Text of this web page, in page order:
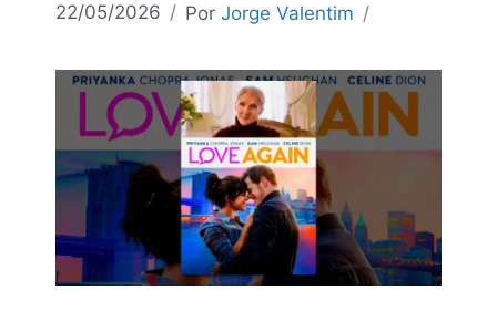
22/05/2026 Por Jorge Valentim